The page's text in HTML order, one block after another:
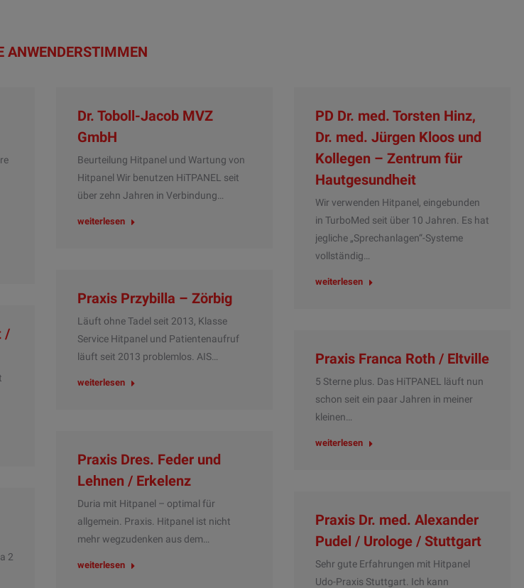
ANWENDERSTIMMEN
Dr. Toboll-Jacob MVZ
GmbH
Beurteilung Hitpanel und Wartung von
Hitpanel Wir benutzen HiTPANEL seit
über zehn Jahren in Verbindung…
weiterlesen
PD Dr. med. Torsten Hinz,
Dr. med. Jürgen Kloos und
Kollegen – Zentrum für
Hautgesundheit
Wir verwenden Hitpanel, eingebunden
in TurboMed seit über 10 Jahren. Es hat
jegliche „Sprechanlagen“-Systeme
vollständig…
weiterlesen
Praxis Przybilla – Zörbig
Läuft ohne Tadel seit 2013, Klasse
Service Hitpanel und Patientenaufruf
läuft seit 2013 problemlos. AIS…
weiterlesen
/
Praxis Franca Roth / Eltville
5 Sterne plus. Das HiTPANEL läuft nun
schon seit ein paar Jahren in meiner
kleinen…
weiterlesen
Praxis Dres. Feder und
Lehnen / Erkelenz
Duria mit Hitpanel – optimal für
allgemein. Praxis. Hitpanel ist nicht
mehr wegzudenken aus dem…
weiterlesen
2
Praxis Dr. med. Alexander
Pudel / Urologe / Stuttgart
Sehr gute Erfahrungen mit Hitpanel
Udo-Praxis Stuttgart. Ich kann